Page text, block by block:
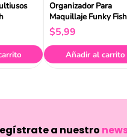
Organizador Para
Maquillaje Funky Fish
Transparente
$5,99
Añadir al carrito
a nuestro